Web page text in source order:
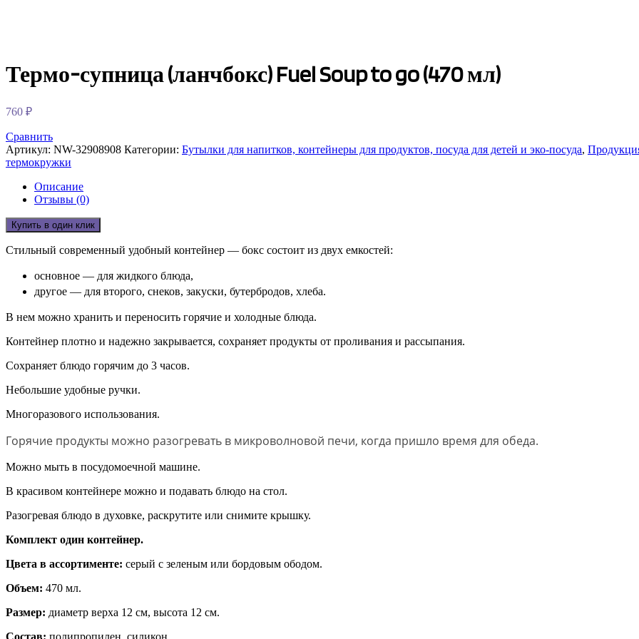
Термо-супница (ланчбокс) Fuel Soup to go (470 мл)
760 ₽
Сравнить
Артикул: NW-32908908 Категории: Бутылки для напитков, контейнеры для продуктов, посуда для детей и эко-посуда,
термокружки
Описание
Отзывы (0)
Купить в один клик
Стильный современный удобный контейнер — бокс состоит из двух емкостей:
основное — для жидкого блюда,
другое — для второго, снеков, закуски, бутербродов, хлеба.
В нем можно хранить и переносить горячие и холодные блюда.
Контейнер плотно и надежно закрывается, сохраняет продукты от проливания и рассыпания.
Сохраняет блюдо горячим до 3 часов.
Небольшие удобные ручки.
Многоразового использования.
Горячие продукты можно разогревать в микроволновой печи, когда пришло время для обеда.
Можно мыть в посудомоечной машине.
В красивом контейнере можно и подавать блюдо на стол.
Разогревая блюдо в духовке, раскрутите или снимите крышку.
Комплект один контейнер.
Цвета в ассортименте: серый с зеленым или бордовым ободом.
Объем: 470 мл.
Размер: диаметр верха 12 см, высота 12 см.
Состав: полипропилен, силикон.